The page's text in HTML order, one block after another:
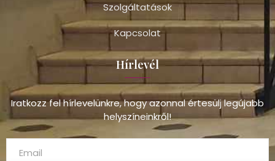
Szolgáltatások
Kapcsolat
Hírlevél
Iratkozz fel hírlevelünkre, hogy azonnal értesülj legújabb
helyszíneinkről!